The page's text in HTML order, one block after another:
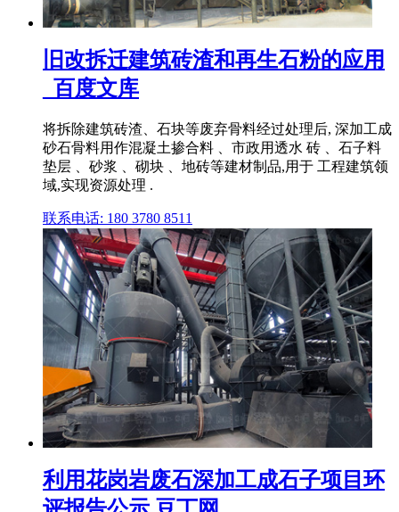
旧改拆迁建筑砖渣和再生石粉的应用
_百度文库
将拆除建筑砖渣、石块等废弃骨料经过处理后, 深加工成
砂石骨料用作混凝土掺合料 、市政用透水 砖 、石子料
垫层 、砂浆 、砌块 、地砖等建材制品,用于 工程建筑领
域,实现资源处理 .
联系电话: 180 3780 8511
利用花岗岩废石深加工成石子项目环